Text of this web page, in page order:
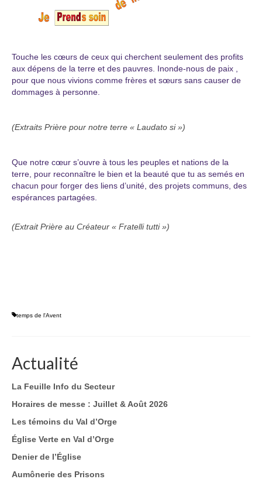
Touche les cœurs de ceux qui cherchent seulement des profits
aux dépens de la terre et des pauvres. Inonde-nous de paix ,
pour que nous vivions comme frères et sœurs sans causer de
dommages à personne.
(Extraits Prière pour notre terre « Laudato si »)
Que notre cœur s’ouvre à tous les peuples et nations de la
terre, pour reconnaître le bien et la beauté que tu as semés en
chacun pour forger des liens d’unité, des projets communs, des
espérances partagées.
(Extrait Prière au Créateur « Fratelli tutti »)
temps de l'Avent
Actualité
La Feuille Info du Secteur
Horaires de messe : Juillet & Août 2026
Les témoins du Val d’Orge
Église Verte en Val d’Orge
Denier de l’Église
Aumônerie des Prisons